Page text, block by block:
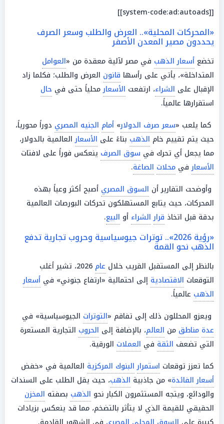
[[system-co
de:ad:autoads]]
«المحركات المحلية».. العرض والطلب وسعر الصرف
يحددون مصير المعدن الأصفر
تخضعأسعار الذهب في مصر لآلية معقدة من «العوامل
المتداخلة»، يأتي على رأسها قانون العرض والطلب؛ فكلما زاد
الإقبال على الشراء، ارتفعت الأسعارمحلياً حتى في حال
استقرارها عالمياً.
كما يلعب «سعر صرف الدولار» أمام الجنيه المصري دوراً محورياً،
حيث يتم تقييم خام الذهب بناءً على الأسعارالعالمية بالدولار،
مما يجعل أي تحرك في سوق الصرف ينعكس فوراً على لافتات
الأسعارفي محلات الصاغة.
وأوضحت التقارير أن السوق المصري أصبح أكثر وعياً بهذه
المحركات، حيث يتابع المستهلكون تحركات البورصات العالمية
بدقة قبل اتخاذ قرار الشراء أو البيع.
«رؤية 2026».. توترات جيوسياسية وحروب تجارية تدفع
الذهب نحو القمة
بالنظر إلى المستقبل القريب خلال عام
2026، تشير أغلب
التوقعات الاقتصادية إلى احتمالية «ارتفاع جنوني» في أسعار
الذهب عالمياً.
ويعزو المحللون ذلك إلى تفاقم «التوترات الجيوسياسية» في
عدة مناطق من العالم، بالإضافة إلى الحروب التجارية المستعرة
التي تضعف الثقة في العملات الورقية.
كما تعزز توقعات استمرار البنوك المركزية العالمية في «خفض
أسعار الفائدة» من جاذبية الذهب، حيث يقل الطلب على السندات
والودائع، ويتجه المستثمرون الكبار نحو الذهب بصفته المخزن
الحقيقي للقيمة الذي لا يتأثر بالتضخم، مما قد ينعكس بزيادات